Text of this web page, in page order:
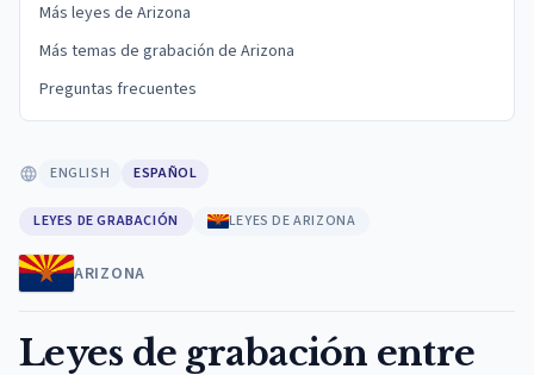
Más leyes de Arizona
Más temas de grabación de Arizona
Preguntas frecuentes
ENGLISH ESPAÑOL
LEYES DE GRABACIÓN LEYES DE ARIZONA
ARIZONA
Leyes de grabación entre